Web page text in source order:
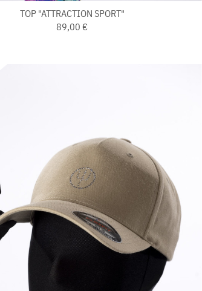
TOP "ATTRACTION SPORT"
89,00 €